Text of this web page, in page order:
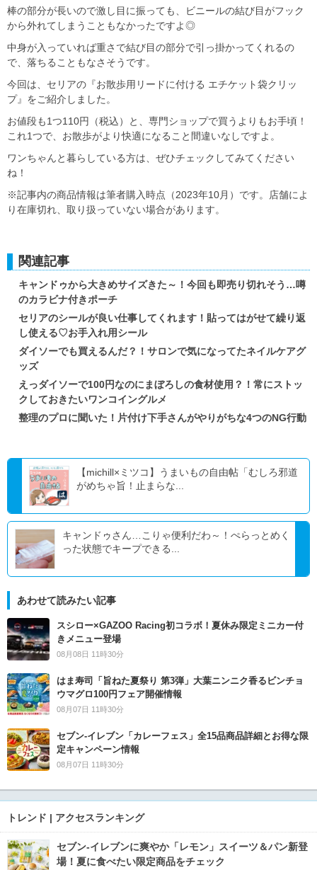
棒の部分が長いので激し目に振っても、ビニールの結び目がフック
から外れてしまうこともなかったですよ◎
中身が入っていれば重さで結び目の部分で引っ掛かってくれるの
で、落ちることもなさそうです。
今回は、セリアの『お散歩用リードに付ける エチケット袋クリッ
プ』をご紹介しました。
お値段も1つ110円（税込）と、専門ショップで買うよりもお手頃！
これ1つで、お散歩がより快適になること間違いなしですよ。
ワンちゃんと暮らしている方は、ぜひチェックしてみてください
ね！
※記事内の商品情報は筆者購入時点（2023年10月）です。店舗によ
り在庫切れ、取り扱っていない場合があります。
関連記事
キャンドゥから大きめサイズきた～！今回も即売り切れそう…噂
のカラビナ付きポーチ
セリアのシールが良い仕事してくれます！貼ってはがせて繰り返
し使える♡お手入れ用シール
ダイソーでも買えるんだ？！サロンで気になってたネイルケアグ
ッズ
えっダイソーで100円なのにまぼろしの食材使用？！常にストッ
クしておきたいワンコイングルメ
整理のプロに聞いた！片付け下手さんがやりがちな4つのNG行動
【michill×ミツコ】うまいもの自由帖「むしろ邪道
がめちゃ旨！止まらな...
キャンドゥさん…こりゃ便利だわ～！ぺらっとめく
った状態でキープできる...
あわせて読みたい記事
スシロー×GAZOO Racing初コラボ！夏休み限定ミニカー付
きメニュー登場
08月08日 11時30分
はま寿司「旨ねた夏祭り 第3弾」大葉ニンニク香るビンチョ
ウマグロ100円フェア開催情報
08月07日 11時30分
セブン‐イレブン「カレーフェス」全15品商品詳細とお得な限
定キャンペーン情報
08月07日 11時30分
トレンド | アクセスランキング
セブン‐イレブンに爽やか「レモン」スイーツ＆パン新登
場！夏に食べたい限定商品をチェック